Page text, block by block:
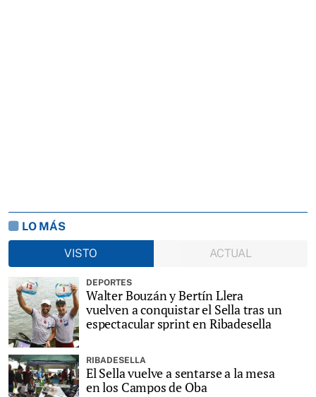
LO MÁS
VISTO
ACTUAL
DEPORTES
Walter Bouzán y Bertín Llera
vuelven a conquistar el Sella tras un
espectacular sprint en Ribadesella
RIBADESELLA
El Sella vuelve a sentarse a la mesa
en los Campos de Oba